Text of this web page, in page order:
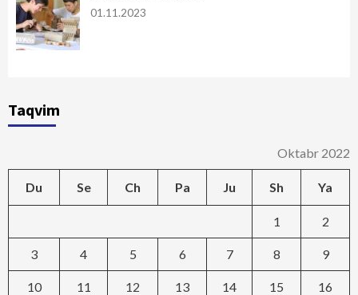
01.11.2023
Taqvim
Oktabr 2022
Du Se Ch Pa Ju Sh Ya
1 2
3 4 5 6 7 8 9
10 11 12 13 14 15 16